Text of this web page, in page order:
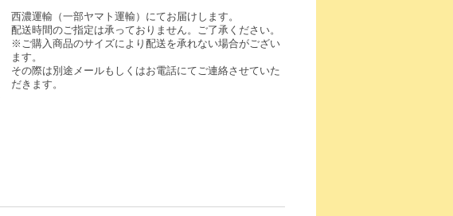
西濃運輸（一部ヤマト運輸）にてお届けします。
配送時間のご指定は承っておりません。ご了承ください。
※ご購入商品のサイズにより配送を承れない場合がござい
ます。
その際は別途メールもしくはお電話にてご連絡させていた
だきます。